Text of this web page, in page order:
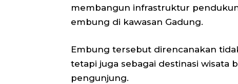
membangun infrastruktur
embung di kawasan Gadung.
Embung tersebut direncanakan
tetapi juga sebagai destinasi wisata
pengunjung.